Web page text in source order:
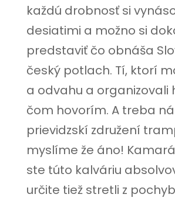
každú drobnosť si
desiatimi a možno si
predstaviť čo obnáša
český potlach. Tí, ktorí
a odvahu a organizovali
čom hovorím. A treba
prievidzskí združení
myslíme že áno!
ste túto kalváriu
určite tiež stretli z